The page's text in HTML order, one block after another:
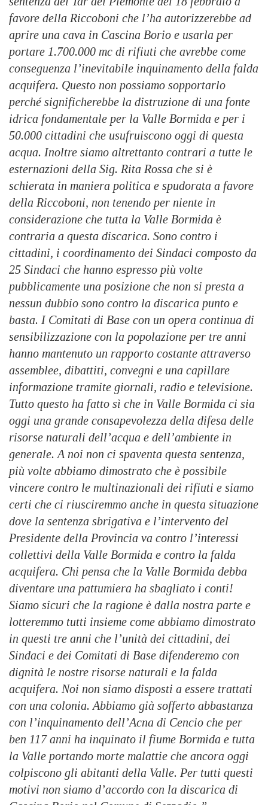
favore della Riccoboni che l’ha autorizzerebbe ad
aprire una cava in Cascina Borio e usarla per
portare 1.700.000 mc di rifiuti che avrebbe come
conseguenza l’inevitabile inquinamento della falda
acquifera. Questo non possiamo sopportarlo
perché significherebbe la distruzione di una fonte
idrica fondamentale per la Valle Bormida e per i
50.000 cittadini che usufruiscono oggi di questa
acqua. Inoltre siamo altrettanto contrari a tutte le
esternazioni della Sig. Rita Rossa che si è
schierata in maniera politica e spudorata a favore
della Riccoboni, non tenendo per niente in
considerazione che tutta la Valle Bormida è
contraria a questa discarica. Sono contro i
cittadini, i coordinamento dei Sindaci composto da
25 Sindaci che hanno espresso più volte
pubblicamente una posizione che non si presta a
nessun dubbio sono contro la discarica punto e
basta. I Comitati di Base con un opera continua di
sensibilizzazione con la popolazione per tre anni
hanno mantenuto un rapporto costante attraverso
assemblee, dibattiti, convegni e una capillare
informazione tramite giornali, radio e televisione.
Tutto questo ha fatto sì che in Valle Bormida ci sia
oggi una grande consapevolezza della difesa delle
risorse naturali dell’acqua e dell’ambiente in
generale. A noi non ci spaventa questa sentenza,
più volte abbiamo dimostrato che è possibile
vincere contro le multinazionali dei rifiuti e siamo
certi che ci riusciremmo anche in questa situazione
dove la sentenza sbrigativa e l’intervento del
Presidente della Provincia va contro l’interessi
collettivi della Valle Bormida e contro la falda
acquifera. Chi pensa che la Valle Bormida debba
diventare una pattumiera ha sbagliato i conti!
Siamo sicuri che la ragione è dalla nostra parte e
lotteremmo tutti insieme come abbiamo dimostrato
in questi tre anni che l’unità dei cittadini, dei
Sindaci e dei Comitati di Base difenderemo con
dignità le nostre risorse naturali e la falda
acquifera. Noi non siamo disposti a essere trattati
con una colonia. Abbiamo già sofferto abbastanza
con l’inquinamento dell’Acna di Cencio che per
ben 117 anni ha inquinato il fiume Bormida e tutta
la Valle portando morte malattie che ancora oggi
colpiscono gli abitanti della Valle. Per tutti questi
motivi non siamo d’accordo con la discarica di